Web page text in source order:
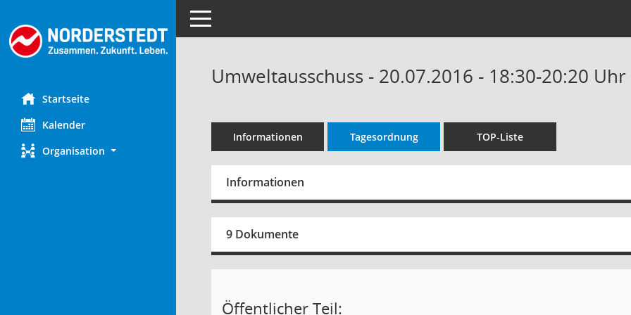
Startseite
Kalender
Organisation
Toggle navigation
Umweltausschuss - 20.07.2016 - 18:30-20:20 Uhr
Informationen Tagesordnung TOP-Liste
Informationen
9 Dokumente
Öffentlicher Teil: